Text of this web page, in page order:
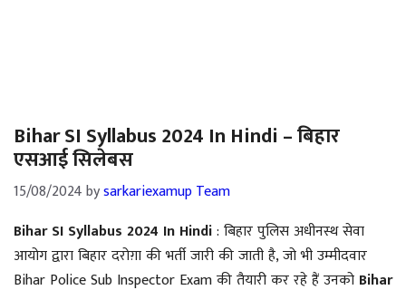
Bihar SI Syllabus 2024 In Hindi – बिहार
एसआई सिलेबस
15/08/2024bysarkariexamup Team
Bihar SI Syllabus 2024 In Hindi: बिहार पुलिस अधीनस्थ सेवा
आयोग द्वारा बिहार दरोग़ा की भर्ती जारी की जाती है, जो भी उम्मीदवार
Bihar Police Sub Inspector Exam की तैयारी कर रहे हैं उनको Bihar